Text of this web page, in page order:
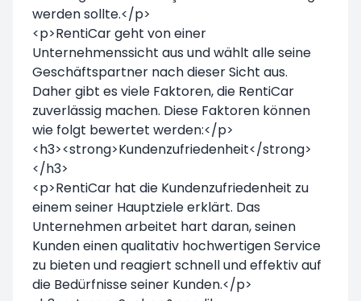
werden sollte.</p>
<p>RentiCar geht von einer
Unternehmenssicht aus und wählt alle seine
Geschäftspartner nach dieser Sicht aus.
Daher gibt es viele Faktoren, die RentiCar
zuverlässig machen. Diese Faktoren können
wie folgt bewertet werden:</p>
<h3><strong>Kundenzufriedenheit</strong>
</h3>
<p>RentiCar hat die Kundenzufriedenheit zu
einem seiner Hauptziele erklärt. Das
Unternehmen arbeitet hart daran, seinen
Kunden einen qualitativ hochwertigen Service
zu bieten und reagiert schnell und effektiv auf
die Bedürfnisse seiner Kunden.</p>